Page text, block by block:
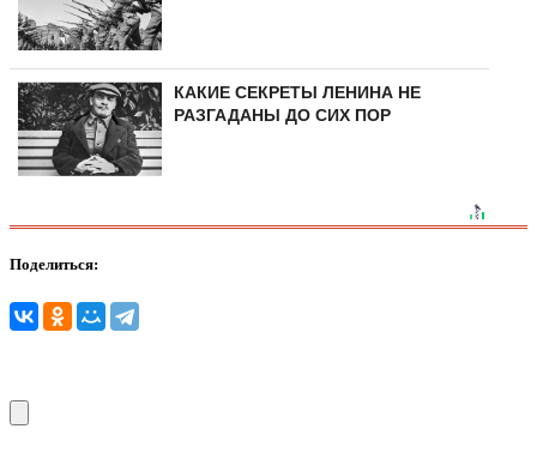
КАКИЕ СЕКРЕТЫ ЛЕНИНА НЕ
РАЗГАДАНЫ ДО СИХ ПОР
Поделиться: